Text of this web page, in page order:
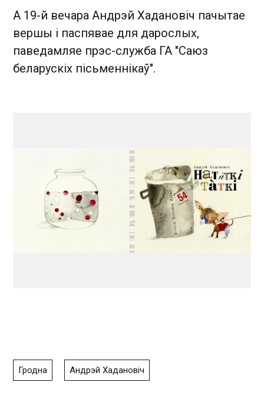
А 19-й вечара Андрэй Хадановіч пачытае
вершы і паспявае для дарослых,
паведамляе прэс-служба ГА "Саюз
беларускіх пісьменнікаў".
Гродна Андрэй Хадановіч